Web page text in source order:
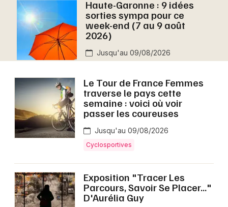
Foires & salons
Spectacles
Concerts
Sports
Sorties famille
Sorties & loisirs
Aujourd'hui en Haute-Garonne
Montpellier
Nantes
Nice
Paris
Strasbourg
Toulouse
Toutes les villes
Haute-Garonne : 9 idées
sorties sympa pour ce
week-end (7 au 9 août
2026)
Jusqu'au 09/08/2026
Le Tour de France Femmes
traverse le pays cette
semaine : voici où voir
passer les coureuses
Jusqu'au 09/08/2026
Cyclosportives
Exposition "Tracer Les
Parcours, Savoir Se Placer..."
D'Aurélia Guy